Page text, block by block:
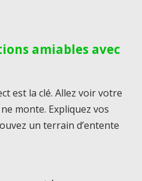
amiables avec
est la clé. Allez voir votre
monte. Expliquez vos
un terrain d’entente